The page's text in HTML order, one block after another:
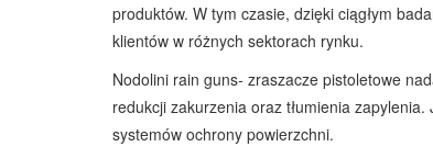
produktów. W tym czasie, dzięki ciągłym
klientów w różnych sektorach rynku.
Nodolini rain guns- zraszacze pistoletowe
redukcji zakurzenia oraz tłumienia
systemów ochrony powierzchni.